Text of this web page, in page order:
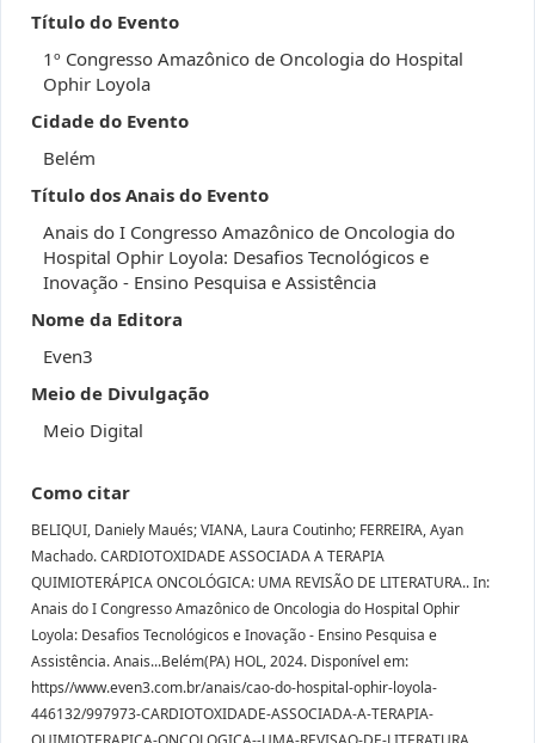
Título do Evento
1º Congresso Amazônico de Oncologia do Hospital
Ophir Loyola
Cidade do Evento
Belém
Título dos Anais do Evento
Anais do I Congresso Amazônico de Oncologia do
Hospital Ophir Loyola: Desafios Tecnológicos e
Inovação - Ensino Pesquisa e Assistência
Nome da Editora
Even3
Meio de Divulgação
Meio Digital
Como citar
BELIQUI, Daniely Maués; VIANA, Laura Coutinho; FERREIRA, Ayan
Machado. CARDIOTOXIDADE ASSOCIADA A TERAPIA
QUIMIOTERÁPICA ONCOLÓGICA: UMA REVISÃO DE LITERATURA.. In:
Anais do I Congresso Amazônico de Oncologia do Hospital Ophir
Loyola: Desafios Tecnológicos e Inovação - Ensino Pesquisa e
Assistência. Anais...Belém(PA) HOL, 2024. Disponível em:
https//www.even3.com.br/anais/cao-do-hospital-ophir-loyola-
446132/997973-CARDIOTOXIDADE-ASSOCIADA-A-TERAPIA-